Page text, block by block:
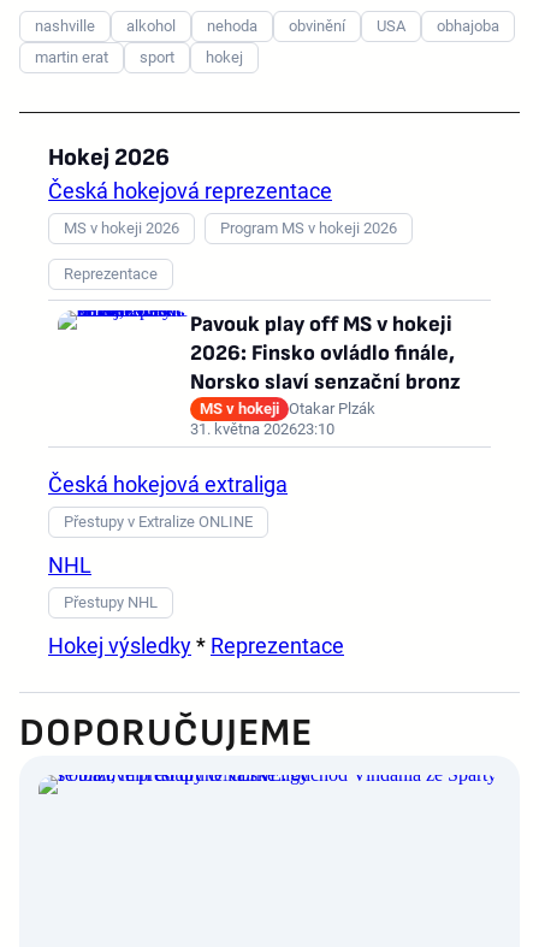
nashville alkohol nehoda obvinění USA
obhajoba
martin erat
sport hokej
Hokej 2026
Česká hokejová reprezentace
MS v hokeji 2026 Program MS v hokeji 2026
Reprezentace
Pavouk play off MS v hokeji
2026: Finsko ovládlo finále,
Norsko slaví senzační bronz
MS v hokeji Otakar Plzák
31. května 202623:10
Česká hokejová extraliga
Přestupy v Extralize ONLINE
NHL
Přestupy NHL
Hokej výsledky* Reprezentace
DOPORUČUJEME